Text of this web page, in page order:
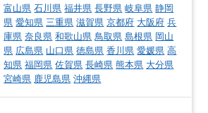
富山県 石川県 福井県 長野県 岐阜県 静岡
県 愛知県 三重県 滋賀県 京都府 大阪府 兵
庫県 奈良県 和歌山県 鳥取県 島根県 岡山
県 広島県 山口県 徳島県 香川県 愛媛県 高
知県 福岡県 佐賀県 長崎県 熊本県 大分県
宮崎県 鹿児島県 沖縄県